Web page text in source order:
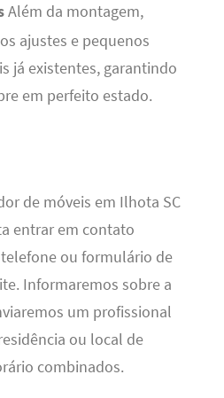
Além da montagem,
ajustes e pequenos
já existentes, garantindo
em perfeito estado.
de móveis em Ilhota SC
entrar em contato
ou formulário de
Informaremos sobre a
um profissional
ou local de
combinados.